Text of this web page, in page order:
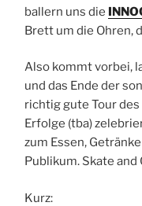
ballern uns die
Brett um die Ohren,
Also kommt vorbei,
und das Ende der
richtig gute Tour
Erfolge (tba)
zum Essen,
Publikum. Skate and
Kurz: